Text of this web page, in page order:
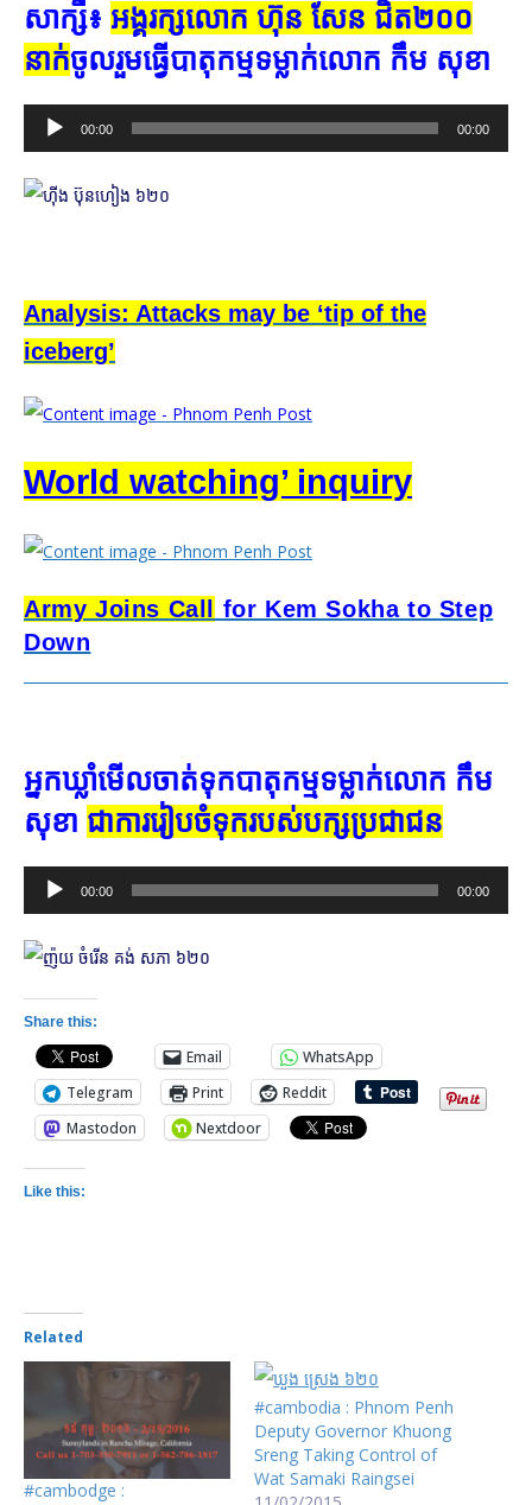
សាក្សី៖ អង្គរក្ស​លោក ហ៊ុន សែន ជិត​២០០​
នាក់​ចូល​រួម​ធ្វើ​បាតុកម្ម​ទម្លាក់​លោក កឹម សុខា
Audio
Player
00:00 00:00
Analysis: Attacks may be ‘tip of the
iceberg’
World watching’ inquiry
Army Joins Call
for Kem Sokha to Step
Down
អ្នក​ឃ្លាំមើល​ចាត់​ទុក​បាតុកម្ម​ទម្លាក់​លោក កឹម
សុខា ជា​ការ​រៀបចំ​ទុក​របស់​បក្ស​ប្រជាជន
Audio
Player
00:00 00:00
Share this:
Email
WhatsApp
Telegram
Print
Reddit
Mastodon
Nextdoor
Like this:
Related
#cambodge :
#cambodia : Phnom Penh
Deputy Governor Khuong
Sreng Taking Control of
Wat Samaki Raingsei